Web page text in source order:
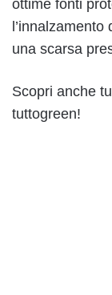
ottime fonti
una scarsa
Scopri anche
tuttogreen!